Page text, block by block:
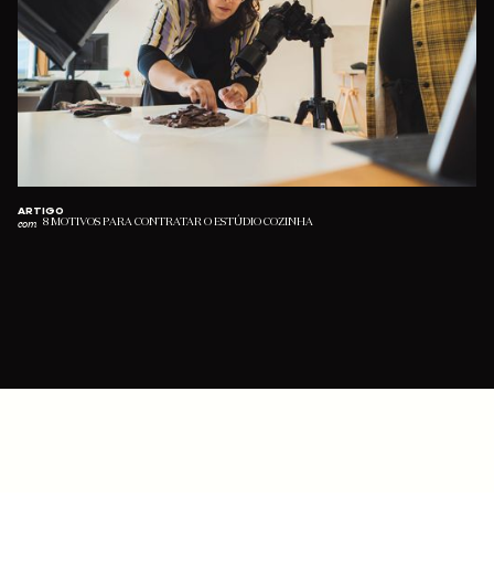
ARTIGO
com 8 MOTIVOS PARA CONTRATAR O ESTÚDIO COZINHA